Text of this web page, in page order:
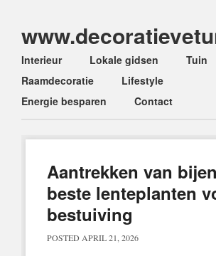
Main menu
Skip
to
content
Interieur Lokale gidsen
Tuin
Raamdecoratie
Lifestyle
Energie besparen
Contact
Aantrekken van
beste lenteplanten
bestuiving
POSTED APRIL 21, 2026